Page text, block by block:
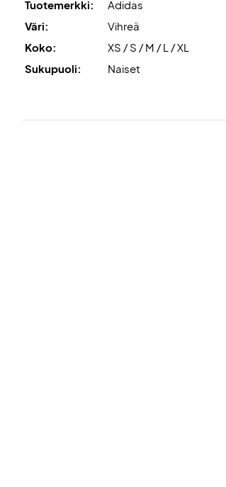
Tuotemerkki:
Adidas
Väri:
Vihreä
Koko:
XS / S / M / L / XL
Sukupuoli:
Naiset